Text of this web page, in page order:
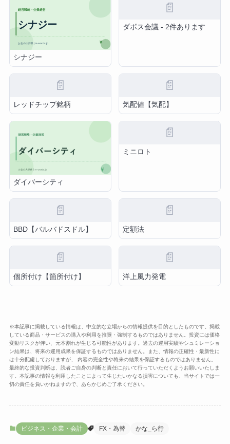
シナジー
📄
ダボス会議 - 2件あります
📄
レッドチップ銘柄
📄
気配値【気配】
ダイバーシティ
📄
ミニロト
📄
BBD【バルバドスドル】
📄
定額法
📄
個所付け【箇所付け】
📄
洋上風力発電
※本記事に掲載している情報は、中立的な立場からの情報提供を目的としたものです。掲載
している商品・サービスの購入や利用を推奨・強制するものではありません。投資には価格
変動リスクが伴い、元本割れが生じる可能性があります。過去の運用実績やシュミレーショ
ン結果は、将来の運用成果を保証するものではありません。また、情報の正確性・最新性に
は十分配慮しておりますが、 内容の完全性や将来の結果を保証するものではありません。
最終的な投資判断は、読者ご自身の判断と責任において行っていただくようお願いいたしま
す。本記事の情報を利用したことによって生じたいかなる損害についても、当サイトでは一
切の責任を負いかねますので、あらかじめご了承ください。
ビジネス・企業・会計 FX・為替 かな_ら行